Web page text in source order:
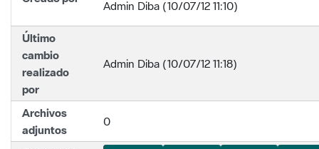
Admin Diba (10/07/12 11:10)
Último
cambio
realizado
por
Admin Diba (10/07/12 11:18)
Archivos
adjuntos
0